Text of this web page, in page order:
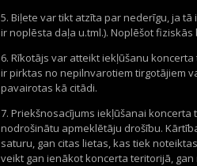
5. Biļete var tikt atzīta par nederīgu, ja
ir noplēsta daļa u.tml.). Noplēšot
6. Rīkotājs var atteikt iekļūšanu
ir pirktas no nepilnvarotiem tirgotājiem
pavairotas kā citādi.
7. Priekšnosacījums iekļūšanai
nodrošinātu apmeklētāju drošību.
saturu, gan citas lietas, kas tiek
veikt gan ienākot koncerta teritorijā,